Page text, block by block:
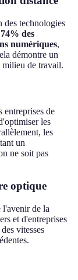
technologies
74% des
numériques,
démontre un
de travail.
entreprises de
les
les
un
ne soit pas
optique
l'avenir de la
et d'entreprises
vitesses